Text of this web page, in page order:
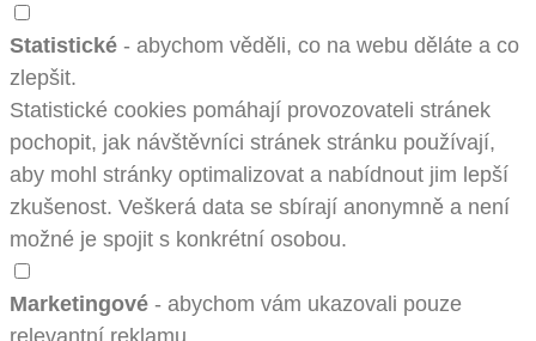
Statistické - abychom věděli, co na webu děláte a co
zlepšit.
Statistické cookies pomáhají provozovateli stránek
pochopit, jak návštěvníci stránek stránku používají,
aby mohl stránky optimalizovat a nabídnout jim lepší
zkušenost. Veškerá data se sbírají anonymně a není
možné je spojit s konkrétní osobou.
Marketingové - abychom vám ukazovali pouze
relevantní reklamu.